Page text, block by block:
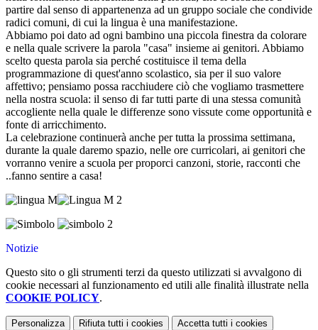
partire dal senso di appartenenza ad un gruppo sociale che condivide
radici comuni, di cui la lingua è una manifestazione.
Abbiamo poi dato ad ogni bambino una piccola finestra da colorare
e nella quale scrivere la parola "casa" insieme ai genitori. Abbiamo
scelto questa parola sia perché costituisce il tema della
programmazione di quest'anno scolastico, sia per il suo valore
affettivo; pensiamo possa racchiudere ciò che vogliamo trasmettere
nella nostra scuola: il senso di far tutti parte di una stessa comunità
accogliente nella quale le differenze sono vissute come opportunità e
fonte di arricchimento.
La celebrazione continuerà anche per tutta la prossima settimana,
durante la quale daremo spazio, nelle ore curricolari, ai genitori che
vorranno venire a scuola per proporci canzoni, storie, racconti che
..fanno sentire a casa!
Notizie
Questo sito o gli strumenti terzi da questo utilizzati si avvalgono di
cookie necessari al funzionamento ed utili alle finalità illustrate nella
COOKIE POLICY.
Personalizza Rifiuta tutti i cookies Accetta tutti i cookies